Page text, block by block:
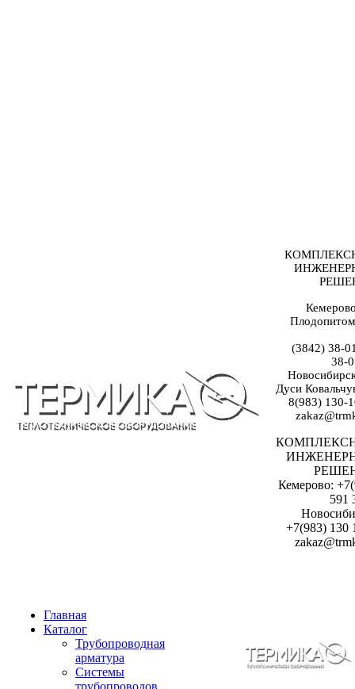
(3842) 38-
38-
Дуси
8(983) 130-
Кемерово:
591
+7(983) 130
Главная
Каталог
Трубопроводная
арматура
Системы
трубопроводов